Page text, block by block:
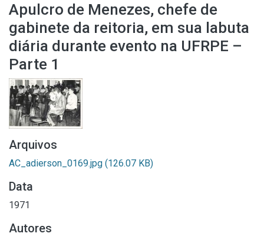
Apulcro de Menezes, chefe de
gabinete da reitoria, em sua labuta
diária durante evento na UFRPE –
Parte 1
Arquivos
AC_adierson_0169.jpg (126.07 KB)
Data
1971
Autores